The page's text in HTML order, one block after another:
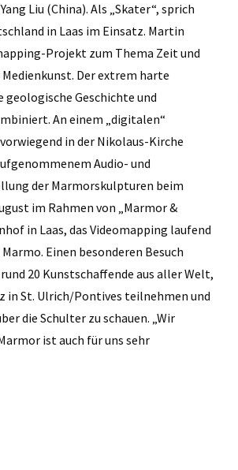
Liu (China). Als „Skater“, sprich
in Laas im Einsatz. Martin
Projekt zum Thema Zeit und
Der extrem harte
Geschichte und
An einem „digitalen“
in der Nikolaus-Kirche
Audio- und
der Marmorskulpturen beim
im Rahmen von „Marmor &
in Laas, das Videomapping laufend
Einen besonderen Besuch
20 Kunstschaffende aus aller Welt,
in St. Ulrich/Pontives teilnehmen und
die Schulter zu schauen. „Wir
ist auch für uns sehr